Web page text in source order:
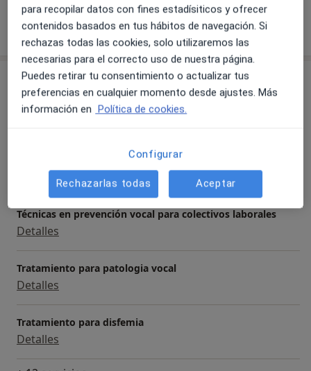
Mostrar más detalles
sobre la experiencia
Servicios y precios
Visita Logopedia y Logofoniatría
Detalles
Técnicas en prevención vocal para colectivos laborales
Detalles
Tratamiento para patologia vocal
Detalles
Tratamiento para disfemia
Detalles
para recopilar datos con fines estadísiticos y ofrecer
contenidos basados en tus hábitos de navegación. Si
rechazas todas las cookies, solo utilizaremos las
necesarias para el correcto uso de nuestra página.
Puedes retirar tu consentimiento o actualizar tus
preferencias en cualquier momento desde ajustes. Más
información en Política de cookies.
Configurar
Rechazarlas todas Aceptar